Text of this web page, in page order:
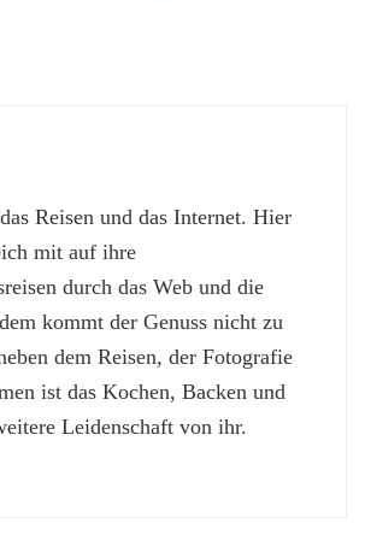
Reisen und das Internet. Hier
mit auf ihre
durch das Web und die
kommt der Genuss nicht zu
dem Reisen, der Fotografie
ist das Kochen, Backen und
Leidenschaft von ihr.